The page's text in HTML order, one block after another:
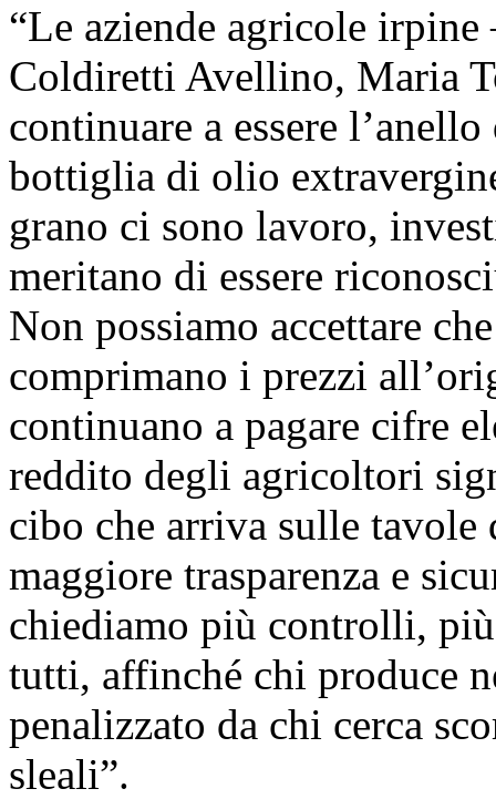
“Le aziende agricole
Coldiretti Avellino, Maria
continuare a essere
bottiglia di olio
grano ci sono lavoro,
meritano di essere
Non possiamo accettare
comprimano i prezzi
continuano a pagare cifre
reddito degli agricoltori
cibo che arriva sulle
maggiore trasparenza e
chiediamo più controlli,
tutti, affinché chi produce
penalizzato da chi cerca
sleali”.